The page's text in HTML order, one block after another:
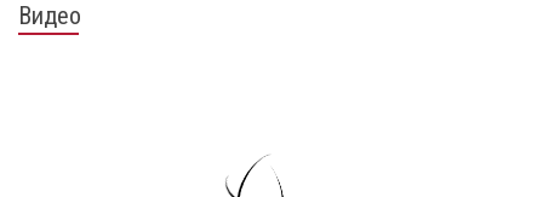
Видео